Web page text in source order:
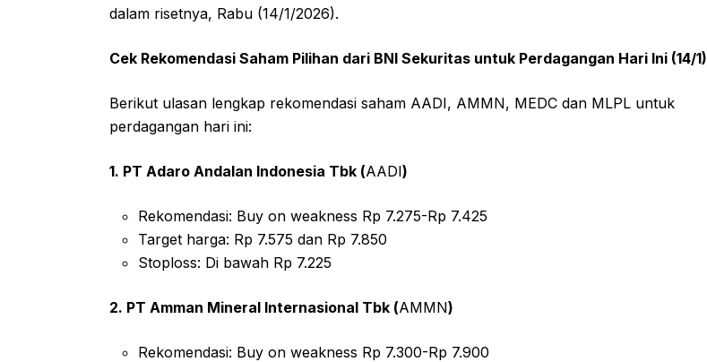
dalam risetnya, Rabu (14/1/2026).
Cek Rekomendasi Saham Pilihan dari BNI Sekuritas untuk Perdagangan Hari Ini (14/1)
Berikut ulasan lengkap rekomendasi saham AADI, AMMN, MEDC dan MLPL untuk
perdagangan hari ini:
1. PT Adaro Andalan Indonesia Tbk (AADI)
Rekomendasi: Buy on weakness Rp 7.275-Rp 7.425
Target harga: Rp 7.575 dan Rp 7.850
Stoploss: Di bawah Rp 7.225
2. PT Amman Mineral Internasional Tbk (AMMN)
Rekomendasi: Buy on weakness Rp 7.300-Rp 7.900